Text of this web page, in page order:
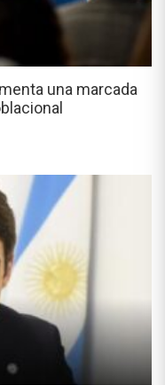
una marcada